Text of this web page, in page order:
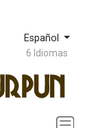
Español
6 Idiomas